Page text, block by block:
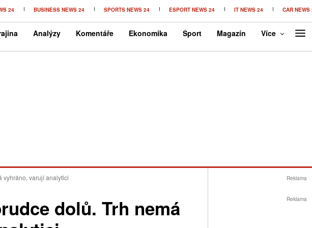
24 BUSINESS NEWS 24 SPORTS NEWS 24 ESPORT NEWS 24 IT NEWS 24 CAR NEWS
Analýzy Komentáře Ekonomika Sport Magazín Více
vyhráno, varují analytici
dolů. Trh nemá
Reklama
Reklama